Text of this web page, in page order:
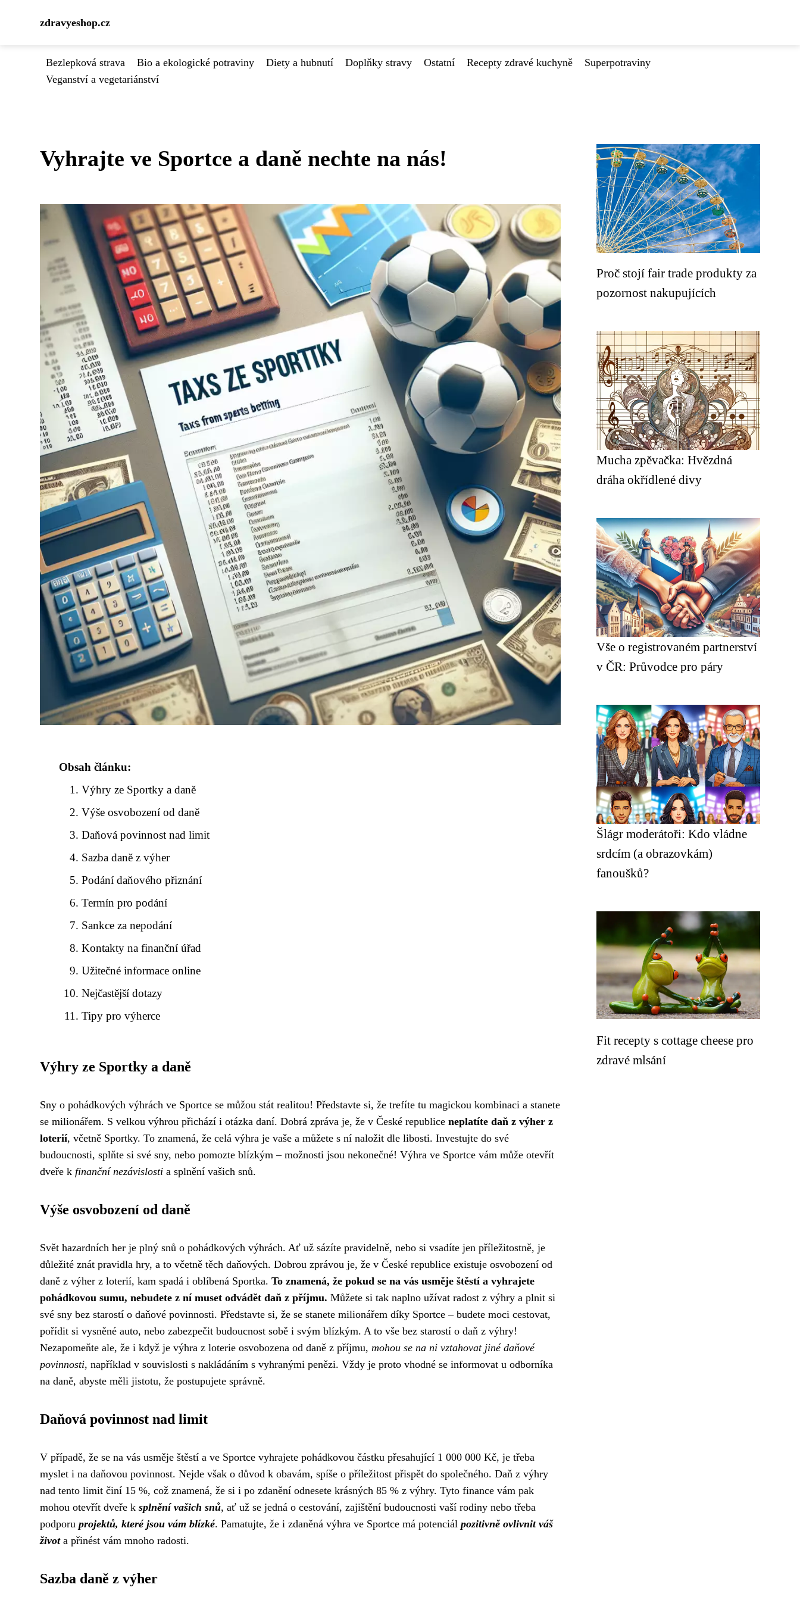
zdravyeshop.cz
Bezlepková strava Bio a ekologické potraviny Diety a hubnutí Doplňky stravy Ostatní Recepty zdravé kuchyně
Superpotraviny
Veganství a vegetariánství
Vyhrajte ve Sportce a daně nechte na nás!
Obsah článku:
Výhry ze Sportky a daně
Výše osvobození od daně
Daňová povinnost nad limit
Sazba daně z výher
Podání daňového přiznání
Termín pro podání
Sankce za nepodání
Kontakty na finanční úřad
Užitečné informace online
Nejčastější dotazy
Tipy pro výherce
Výhry ze Sportky a daně
Sny o pohádkových výhrách ve Sportce se můžou stát realitou! Představte si, že trefíte tu magickou kombinaci a stanete
se milionářem. S velkou výhrou přichází i otázka daní. Dobrá zpráva je, že v České republice neplatíte daň z výher z
loterií, včetně Sportky. To znamená, že celá výhra je vaše a můžete s ní naložit dle libosti. Investujte do své
budoucnosti, splňte si své sny, nebo pomozte blízkým – možnosti jsou nekonečné! Výhra ve Sportce vám může otevřít
dveře k finanční nezávislosti a splnění vašich snů.
Výše osvobození od daně
Svět hazardních her je plný snů o pohádkových výhrách. Ať už sázíte pravidelně, nebo si vsadíte jen příležitostně, je
důležité znát pravidla hry, a to včetně těch daňových. Dobrou zprávou je, že v České republice existuje osvobození od
daně z výher z loterií, kam spadá i oblíbená Sportka. To znamená, že pokud se na vás usměje štěstí a vyhrajete
pohádkovou sumu, nebudete z ní muset odvádět daň z příjmu. Můžete si tak naplno užívat radost z výhry a plnit si
své sny bez starostí o daňové povinnosti. Představte si, že se stanete milionářem díky Sportce – budete moci cestovat,
pořídit si vysněné auto, nebo zabezpečit budoucnost sobě i svým blízkým. A to vše bez starostí o daň z výhry!
Nezapomeňte ale, že i když je výhra z loterie osvobozena od daně z příjmu, mohou se na ni vztahovat jiné daňové
povinnosti, například v souvislosti s nakládáním s vyhranými penězi. Vždy je proto vhodné se informovat u odborníka
na daně, abyste měli jistotu, že postupujete správně.
Daňová povinnost nad limit
V případě, že se na vás usměje štěstí a ve Sportce vyhrajete pohádkovou částku přesahující 1 000 000 Kč, je třeba
myslet i na daňovou povinnost. Nejde však o důvod k obavám, spíše o příležitost přispět do společného. Daň z výhry
nad tento limit činí 15 %, což znamená, že si i po zdanění odnesete krásných 85 % z výhry. Tyto finance vám pak
mohou otevřít dveře k splnění vašich snů, ať už se jedná o cestování, zajištění budoucnosti vaší rodiny nebo třeba
podporu projektů, které jsou vám blízké. Pamatujte, že i zdaněná výhra ve Sportce má potenciál pozitivně ovlivnit váš
života přinést vám mnoho radosti.
Sazba daně z výher
Proč stojí fair trade produkty za
pozornost nakupujících
Mucha zpěvačka: Hvězdná
dráha okřídlené divy
Vše o registrovaném partnerství
v ČR: Průvodce pro páry
Šlágr moderátoři: Kdo vládne
srdcím (a obrazovkám)
fanoušků?
Fit recepty s cottage cheese pro
zdravé mlsání